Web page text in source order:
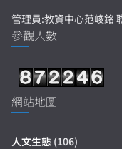
管理員:教資中心范峻銘
參觀人數
網站地圖
人文生態 (106)